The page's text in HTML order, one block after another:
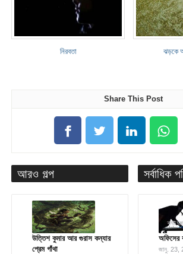
নিরবতা ঝড়কে
Share This Post
আরও গল্প
উত্তিশ কুমার আর গুরাস কন্যার
প্রেম গাঁথা
সর্বাধিক
অফিসের
জানু. 23,